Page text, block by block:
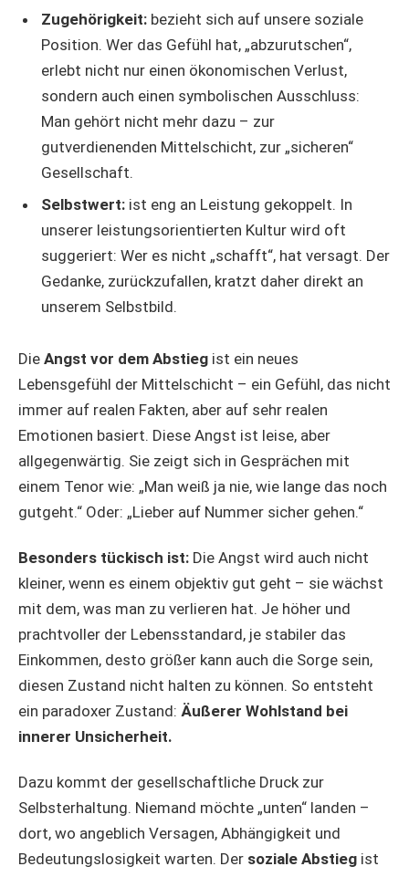
Zugehörigkeit: bezieht sich auf unsere soziale
Position. Wer das Gefühl hat, „abzurutschen“,
erlebt nicht nur einen ökonomischen Verlust,
sondern auch einen symbolischen Ausschluss:
Man gehört nicht mehr dazu – zur
gutverdienenden Mittelschicht, zur „sicheren“
Gesellschaft.
Selbstwert: ist eng an Leistung gekoppelt. In
unserer leistungsorientierten Kultur wird oft
suggeriert: Wer es nicht „schafft“, hat versagt. Der
Gedanke, zurückzufallen, kratzt daher direkt an
unserem Selbstbild.
Die Angst vor dem Abstieg ist ein neues
Lebensgefühl der Mittelschicht – ein Gefühl, das nicht
immer auf realen Fakten, aber auf sehr realen
Emotionen basiert. Diese Angst ist leise, aber
allgegenwärtig. Sie zeigt sich in Gesprächen mit
einem Tenor wie: „Man weiß ja nie, wie lange das noch
gutgeht.“ Oder: „Lieber auf Nummer sicher gehen.“
Besonders tückisch ist: Die Angst wird auch nicht
kleiner, wenn es einem objektiv gut geht – sie wächst
mit dem, was man zu verlieren hat. Je höher und
prachtvoller der Lebensstandard, je stabiler das
Einkommen, desto größer kann auch die Sorge sein,
diesen Zustand nicht halten zu können. So entsteht
ein paradoxer Zustand: Äußerer Wohlstand bei
innerer Unsicherheit.
Dazu kommt der gesellschaftliche Druck zur
Selbsterhaltung. Niemand möchte „unten“ landen –
dort, wo angeblich Versagen, Abhängigkeit und
Bedeutungslosigkeit warten. Der soziale Abstieg ist